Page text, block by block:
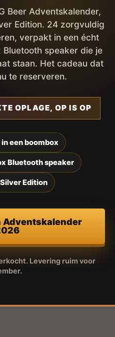
Beer Adventskalender,
Edition. 24 zorgvuldig
verpakt in een écht
speaker die je
staan. Het cadeau dat
te reserveren.
OPLAGE, OP IS OP
een boombox
Bluetooth speaker
Edition
Adventskalender
Levering ruim voor